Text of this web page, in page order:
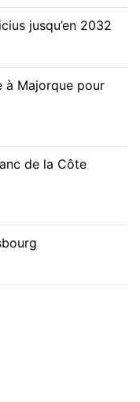
jusqu’en 2032
à Majorque pour
de la Côte